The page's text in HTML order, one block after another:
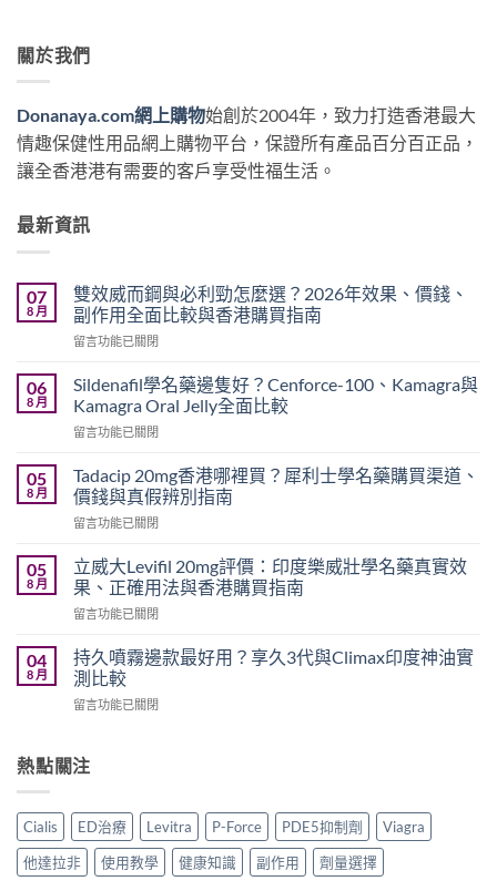
關於我們
Donanaya.com網上購物始創於2004年，致力打造香港最大
情趣保健性用品網上購物平台，保證所有產品百分百正品，
讓全香港港有需要的客戶享受性福生活。
最新資訊
07
8 月
雙效威而鋼與必利勁怎麼選？2026年效果、價錢、
副作用全面比較與香港購買指南
在
效
威
而
鋼
必
利
勁
怎
選？
2026
效
價
錢、
副
全
面
較
與
香
港
留言功能已關閉
06
8 月
Sildenafil學名藥邊隻好？Cenforce-100、Kamagra與
Kamagra Oral Jelly全面比較
在
學
名
藥
邊
好？
Cenforce-
100、
Kamagra
Kamagra
Oral
全
較〉
留言功能已關閉
05
8 月
Tadacip 20mg香港哪裡買？犀利士學名藥購買渠道、
價錢與真假辨別指南
在
20mg
香
港
哪
買？
犀
利
士
藥
渠
道、
價
留言功能已關閉
05
8 月
立威大Levifil 20mg評價：印度樂威壯學名藥真實效
果、正確用法與香港購買指南
在
威
大
Levifil
20mg
印
威
壯
學
名
留言功能已關閉
04
8 月
持久噴霧邊款最好用？享久3代與Climax印度神油實
測比較
在
噴
霧
款
最
好
用？
留言功能已關閉
熱點關注
Cialis ED治療 Levitra P-Force PDE5抑制劑
Viagra
他達拉非
使用教學 健康知識 副作用 劑量選擇